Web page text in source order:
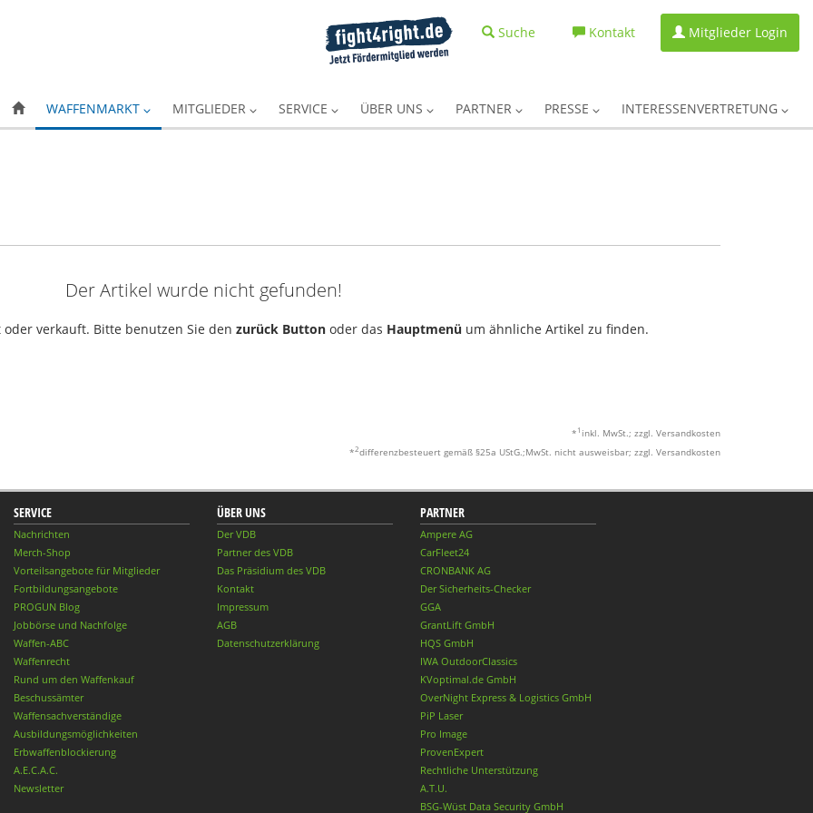
Suche Kontakt Mitglieder Login
WAFFENMARKT MITGLIEDER SERVICE ÜBER UNS PARTNER PRESSE INTERESSENVERTRETUNG
Der Artikel wurde nicht gefunden!
verkauft. Bitte benutzen Sie den zurück Button oder das Hauptmenü um ähnliche Artikel zu finden.
* 1 inkl. MwSt.; zzgl. Versandkosten
*2differenzbesteuert gemäß §25a UStG.;MwSt. nicht ausweisbar; zzgl. Versandkosten
SERVICE
Nachrichten
Merch-Shop
Vorteilsangebote für Mitglieder
Fortbildungsangebote
PROGUN Blog
Jobbörse und Nachfolge
Waffen-ABC
Waffenrecht
Rund um den Waffenkauf
Beschussämter
Waffensachverständige
Ausbildungsmöglichkeiten
Erbwaffenblockierung
A.E.C.A.C.
Newsletter
ÜBER UNS
Der VDB
Partner des VDB
Das Präsidium des VDB
Kontakt
Impressum
AGB
Datenschutzerklärung
PARTNER
Ampere AG
CarFleet24
CRONBANK AG
Der Sicherheits-Checker
GGA
GrantLift GmbH
HQS GmbH
IWA OutdoorClassics
KVoptimal.de GmbH
OverNight Express & Logistics GmbH
PiP Laser
Pro Image
ProvenExpert
Rechtliche Unterstützung
A.T.U.
BSG-Wüst Data Security GmbH